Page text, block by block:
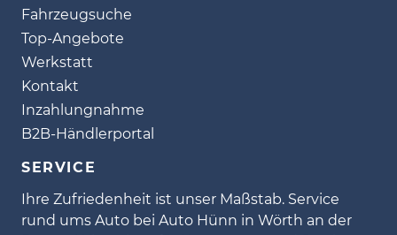
Fahrzeugsuche
Top-Angebote
Werkstatt
Kontakt
Inzahlungnahme
B2B-Händlerportal
SERVICE
Ihre Zufriedenheit ist unser Maßstab. Service
rund ums Auto bei Auto Hünn in Wörth an der